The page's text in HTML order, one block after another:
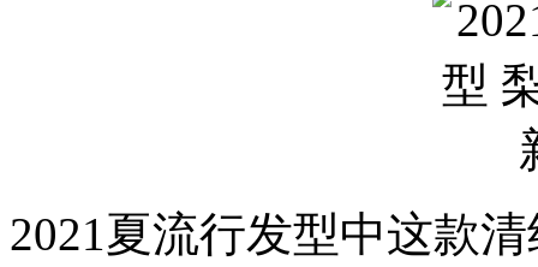
2021夏流行发型中这款